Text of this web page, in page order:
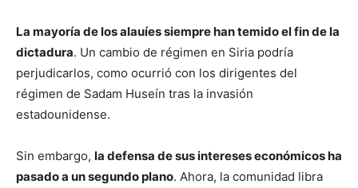
La mayoría de los alauíes siempre han temido el fin de la
dictadura. Un cambio de régimen en Siria podría
perjudicarlos, como ocurrió con los dirigentes del
régimen de Sadam Huseín tras la invasión
estadounidense.
Sin embargo, la defensa de sus intereses económicos ha
pasado a un segundo plano. Ahora, la comunidad libra